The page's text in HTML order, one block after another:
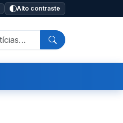
Alto contraste